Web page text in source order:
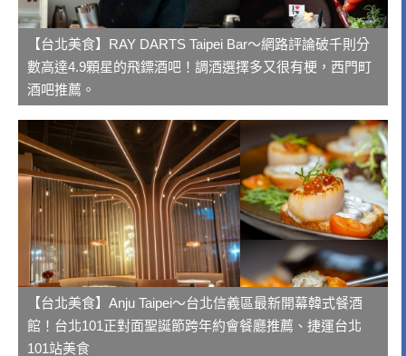
【台北美食】RAY DARTS Taipei Bar～網路評論破千則分
數高達4.9顆星的飛鏢酒吧！調酒選擇多又很有梗，西門町
酒吧推薦。
【台北美食】Anju Taipei～台北信義區最新開幕韓式餐酒
館！台北101正對面聖誕節跨年約會餐廳推薦、捷運台北
101站美食